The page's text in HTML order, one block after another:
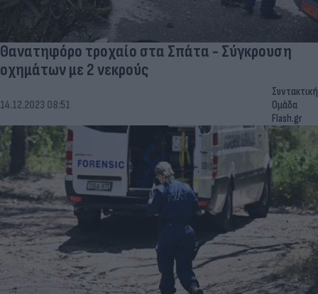
Θανατηφόρο τροχαίο στα Σπάτα - Σύγκρουση
οχημάτων με 2 νεκρούς
14.12.2023 08:51
Συντακτική
Ομάδα
Flash.gr